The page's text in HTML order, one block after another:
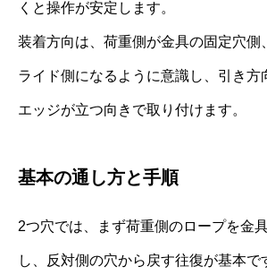
くと操作が安定します。
装着方向は、荷重側が金具の固定穴側
ライド側になるように意識し、引き方
エッジが立つ向きで取り付けます。
基本の通し方と手順
2つ穴では、まず荷重側のロープを金
し、反対側の穴から戻す往復が基本で